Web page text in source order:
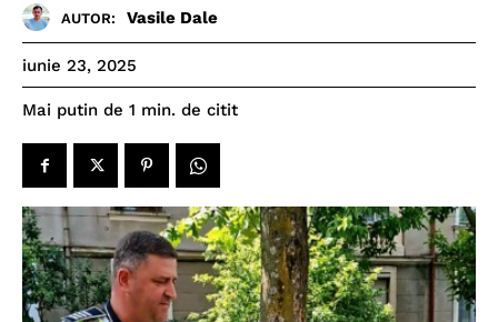
AUTOR: Vasile Dale
iunie 23, 2025
Mai putin de 1 min. de citit